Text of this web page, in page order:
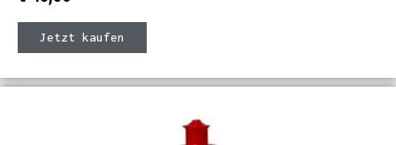
Jetzt kaufen